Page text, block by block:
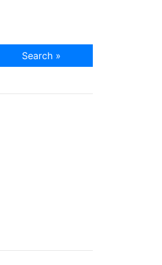
Search »